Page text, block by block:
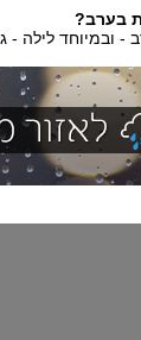
בערב?
- ובמיוחד לילה -